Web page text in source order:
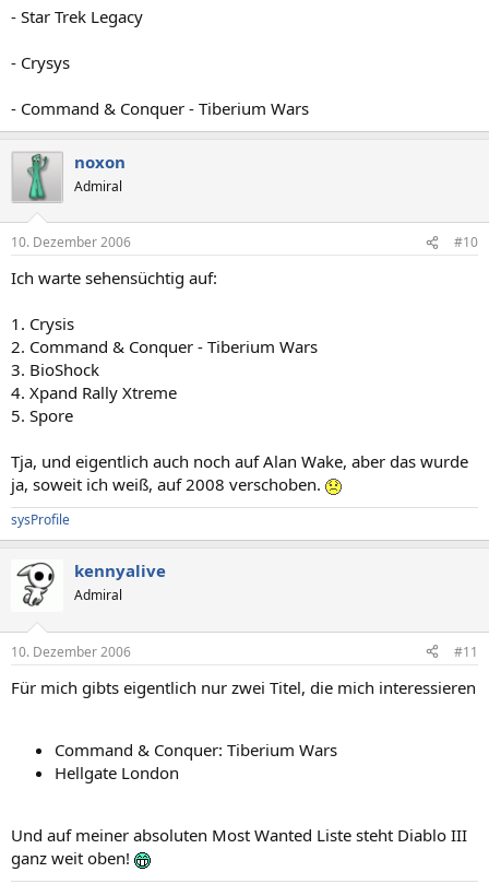
- Star Trek Legacy
- Crysys
- Command & Conquer - Tiberium Wars
noxon
Admiral
10. Dezember 2006 #10
Ich warte sehensüchtig auf:
1. Crysis
2. Command & Conquer - Tiberium Wars
3. BioShock
4. Xpand Rally Xtreme
5. Spore
Tja, und eigentlich auch noch auf Alan Wake, aber das wurde
ja, soweit ich weiß, auf 2008 verschoben.
sysProfile
kennyalive
Admiral
10. Dezember 2006 #11
Für mich gibts eigentlich nur zwei Titel, die mich interessieren
Command & Conquer: Tiberium Wars
Hellgate London
Und auf meiner absoluten Most Wanted Liste steht Diablo III
ganz weit oben!